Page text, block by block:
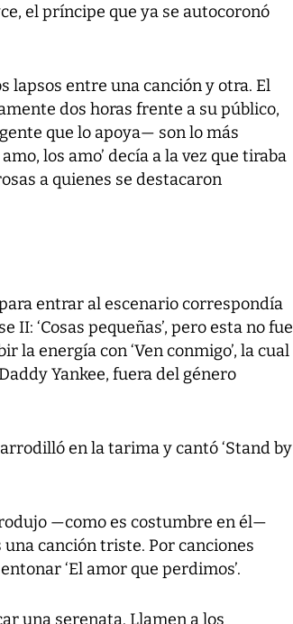
el príncipe que ya se autocoronó
lapsos entre una canción y otra. El
dos horas frente a su público,
que lo apoya— son lo más
los amo’ decía a la vez que tiraba
a quienes se destacaron
entrar al escenario correspondía
II: ‘Cosas pequeñas’, pero esta no fue
la energía con ‘Ven conmigo’, la cual
Yankee, fuera del género
arrodilló en la tarima y cantó ‘Stand by
—como es costumbre en él—
una canción triste. Por canciones
‘El amor que perdimos’.
una serenata. Llamen a los